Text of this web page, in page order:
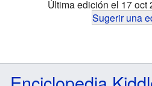
Última edición el 17 oct
Sugerir una